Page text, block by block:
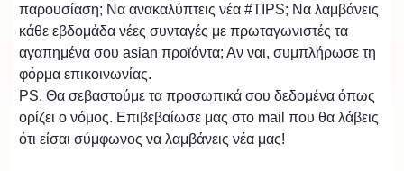
παρουσίαση; Να ανακαλύπτεις νέα #TIPS; Να λαμβάνεις
κάθε εβδομάδα νέες συνταγές με πρωταγωνιστές τα
αγαπημένα σου asian προϊόντα; Αν ναι, συμπλήρωσε τη
φόρμα επικοινωνίας.
PS. Θα σεβαστούμε τα προσωπικά σου δεδομένα όπως
ορίζει ο νόμος. Επιβεβαίωσε μας στο mail που θα λάβεις
ότι είσαι σύμφωνος να λαμβάνεις νέα μας!